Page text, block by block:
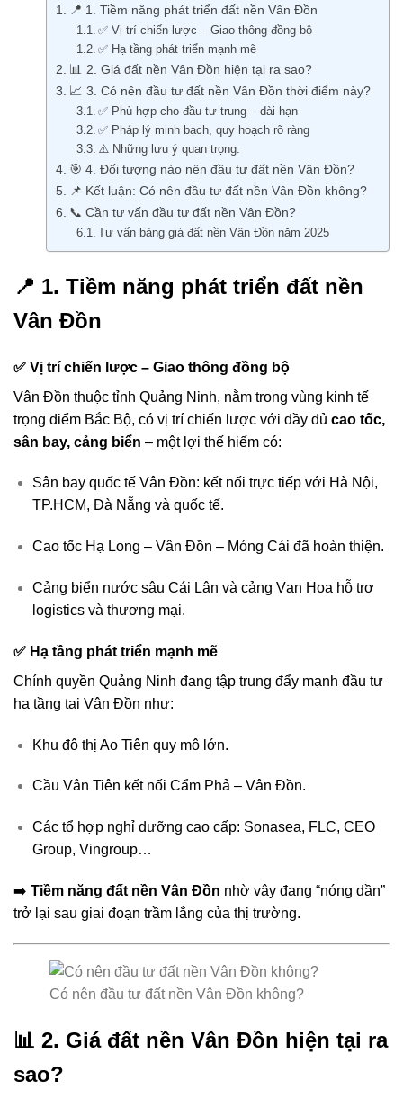
📍 1. Tiềm năng phát triển đất nền Vân Đồn
✅ Vị trí chiến lược – Giao thông đồng bộ
✅ Hạ tầng phát triển mạnh mẽ
📊 2. Giá đất nền Vân Đồn hiện tại ra sao?
📈 3. Có nên đầu tư đất nền Vân Đồn thời điểm này?
✅ Phù hợp cho đầu tư trung – dài hạn
✅ Pháp lý minh bạch, quy hoạch rõ ràng
⚠️ Những lưu ý quan trọng:
🎯 4. Đối tượng nào nên đầu tư đất nền Vân Đồn?
📌 Kết luận: Có nên đầu tư đất nền Vân Đồn không?
📞 Cần tư vấn đầu tư đất nền Vân Đồn?
Tư vấn bảng giá đất nền Vân Đồn năm 2025
📍 1. Tiềm năng phát triển đất nền
Vân Đồn
✅ Vị trí chiến lược – Giao thông đồng bộ
Vân Đồn thuộc tỉnh Quảng Ninh, nằm trong vùng kinh tế
trọng điểm Bắc Bộ, có vị trí chiến lược với đầy đủ cao tốc,
sân bay, cảng biển – một lợi thế hiếm có:
Sân bay quốc tế Vân Đồn: kết nối trực tiếp với Hà Nội,
TP.HCM, Đà Nẵng và quốc tế.
Cao tốc Hạ Long – Vân Đồn – Móng Cái đã hoàn thiện.
Cảng biển nước sâu Cái Lân và cảng Vạn Hoa hỗ trợ
logistics và thương mại.
✅ Hạ tầng phát triển mạnh mẽ
Chính quyền Quảng Ninh đang tập trung đẩy mạnh đầu tư
hạ tầng tại Vân Đồn như:
Khu đô thị Ao Tiên quy mô lớn.
Cầu Vân Tiên kết nối Cẩm Phả – Vân Đồn.
Các tổ hợp nghỉ dưỡng cao cấp: Sonasea, FLC, CEO
Group, Vingroup…
➡️ Tiềm năng đất nền Vân Đồn nhờ vậy đang “nóng dần”
trở lại sau giai đoạn trầm lắng của thị trường.
Có nên đầu tư đất nền Vân Đồn không?
📊 2. Giá đất nền Vân Đồn hiện tại ra
sao?